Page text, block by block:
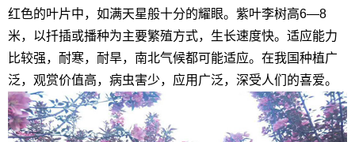
红色的叶片中，如满天星般十分的耀眼。紫叶李树高6—8
米，以扦插或播种为主要繁殖方式，生长速度快。适应能力
比较强，耐寒，耐旱，南北气候都可能适应。在我国种植广
泛，观赏价值高，病虫害少，应用广泛，深受人们的喜爱。